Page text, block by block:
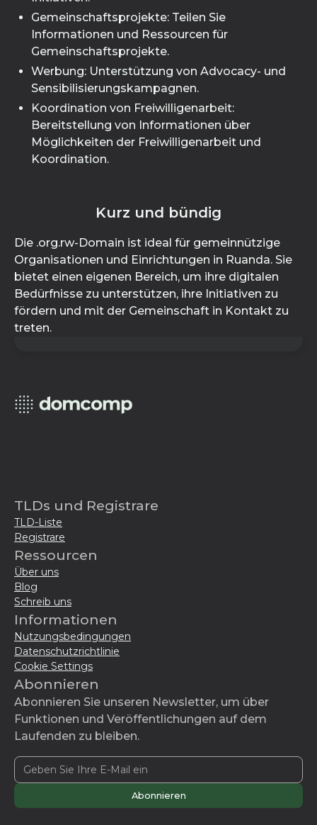
Gemeinschaftsprojekte: Teilen Sie
Informationen und Ressourcen für
Gemeinschaftsprojekte.
Werbung: Unterstützung von Advocacy- und
Sensibilisierungskampagnen.
Koordination von Freiwilligenarbeit:
Bereitstellung von Informationen über
Möglichkeiten der Freiwilligenarbeit und
Koordination.
Kurz und bündig
Die .org.rw-Domain ist ideal für gemeinnützige
Organisationen und Einrichtungen in Ruanda. Sie
bietet einen eigenen Bereich, um ihre digitalen
Bedürfnisse zu unterstützen, ihre Initiativen zu
fördern und mit der Gemeinschaft in Kontakt zu
treten.
TLDs und Registrare
TLD-Liste
Registrare
Ressourcen
Über uns
Blog
Schreib uns
Informationen
Nutzungsbedingungen
Datenschutzrichtlinie
Cookie Settings
Abonnieren
Abonnieren Sie unseren Newsletter, um über
Funktionen und Veröffentlichungen auf dem
Laufenden zu bleiben.